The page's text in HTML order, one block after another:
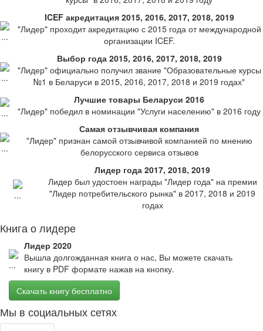
ICEF акредитация 2015, 2016, 2017, 2018, 2019
"Лидер" проходит акредитацию с 2015 года от международной
организации ICEF.
Выбор года 2015, 2016, 2017, 2018, 2019
"Лидер" официально получил звание "Образовательные курсы
№1 в Беларуси в 2015, 2016, 2017, 2018 и 2019 годах"
Лучшие товары Беларуси 2016
"Лидер" победил в номинации "Услуги населению" в 2016 году
Самая отзывчивая компания
"Лидер" признан самой отзывчивой компанией по мнению
белорусского сервиса отзывов
Лидер года 2017, 2018, 2019
Лидер был удостоен награды "Лидер года" на премии
"Лидер потребительского рынка" в 2017, 2018 и 2019
годах
Книга о лидере
Лидер 2020
Вышла долгожданная книга о нас, Вы можете скачать
книгу в PDF формате нажав на кнопку.
Скачать книгу бесплатно
Мы в социальных сетях